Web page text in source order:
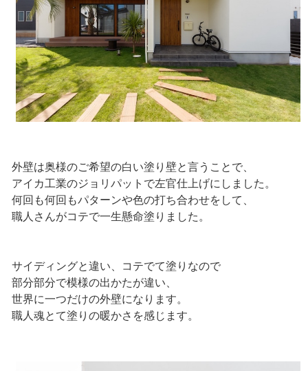
外壁は奥様のご希望の白い塗り壁と言うことで、
アイカ工業のジョリパットで左官仕上げにしました。
何回も何回もパターンや色の打ち合わせをして、
職人さんがコテで一生懸命塗りました。
サイディングと違い、コテでて塗りなので
部分部分で模様の出かたが違い、
世界に一つだけの外壁になります。
職人魂とて塗りの暖かさを感じます。